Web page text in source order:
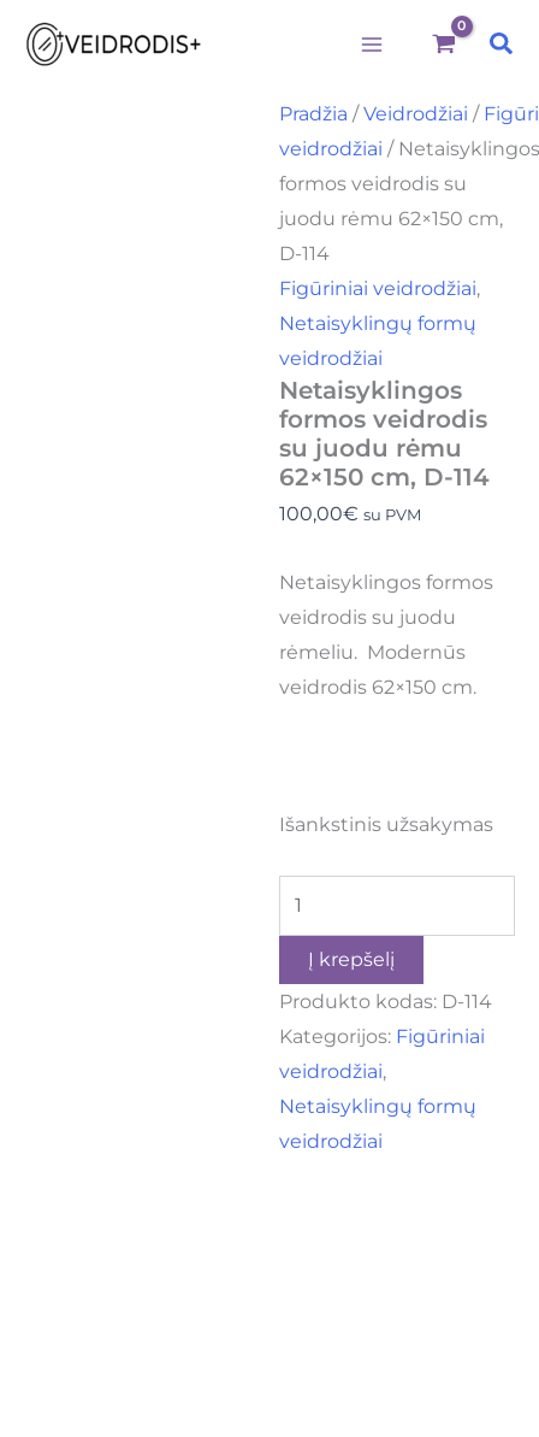
Pereiti
prie
Pradžia /Veidrodžiai /
veidrodžiai /
formos veidrodis su
juodu rėmu 62×150 cm,
D-114
Figūriniai veidrodžiai,
Netaisyklingų formų
veidrodžiai
Netaisyklingos
formos veidrodis
su juodu rėmu
62×150 cm, D-114
100,00€ su PVM
Netaisyklingos formos
veidrodis su juodu
rėmeliu. Modernūs
veidrodis 62×150 cm.
Išankstinis užsakymas
Netaisyklingos
veidrodis
juodu
rėmu
cm,
D-
114
Į krepšelį
Produkto kodas: D-114
Kategorijos: Figūriniai
veidrodžiai,
Netaisyklingų formų
veidrodžiai